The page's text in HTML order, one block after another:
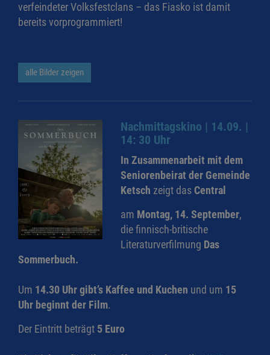
verfeindeter Volksfestclans – das Fiasko ist damit
bereits vorprogrammiert!
alle Bilder zeigen
Nachmittagskino | 14.09. |
14: 30 Uhr
In Zusammenarbeit mit dem
Seniorenbeirat der Gemeinde
Ketsch zeigt das Central
am Montag, 14. September,
die finnisch-britische
Literaturverfilmung Das
Sommerbuch.
Um 14.30 Uhr gibt’s Kaffee und Kuchen und um 15
Uhr beginnt der Film.
Der Eintritt beträgt 5 Euro